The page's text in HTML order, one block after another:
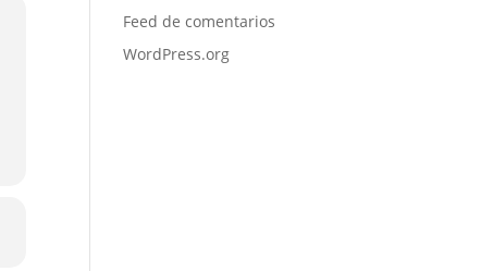
Feed de comentarios
WordPress.org